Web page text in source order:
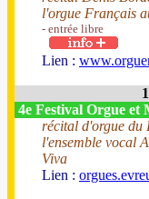
l'orgue Français
- entrée libre
Lien :
4e Festival Orgue et
récital d'orgue du
l'ensemble vocal
Viva
Lien :